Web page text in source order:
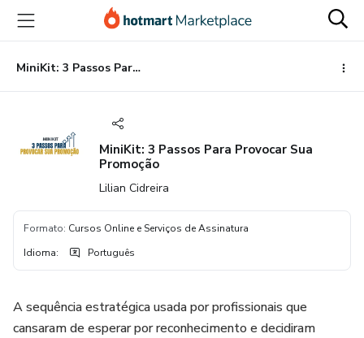
para
conteúdo
principal
para
pagamento
para
rodapé
MiniKit: 3 Passos Para Provocar Sua Promoção
MiniKit: 3 Passos Para Provocar Sua
Promoção
Lilian Cidreira
Formato: Cursos Online e Serviços de Assinatura
Idioma: Português
A sequência estratégica usada por profissionais que
cansaram de esperar por reconhecimento e decidiram